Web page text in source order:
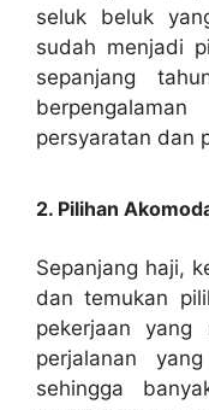
seluk beluk
sudah menjadi
sepanjang
persyaratan dan
2. Pilihan
Sepanjang haji,
dan temukan
pekerjaan yang
perjalanan
sehingga